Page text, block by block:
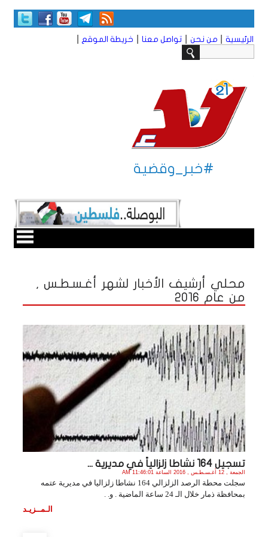
الرئيسية من نحن تواصل معنا خريطة الموقع
#خبر_وقضية
محلي أرشيف الأخبار لشهر أغـسـطـس ,
من عام 2016
تسجيل 164 نشاطا زلزالياً في مديرية ...
الجمعة , 12 أغـسـطـس , 2016 الساعة 11:46:01 AM
سجلت محطة الرصد الزلزالي 164 نشاطا زلزاليا في مديرية عتمه
بمحافظة ذمار خلال الـ 24 ساعة الماضية . و. .
الـمــزيـد